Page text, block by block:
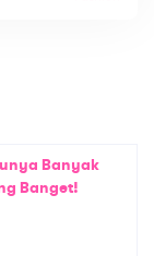
Banyak
Banget!